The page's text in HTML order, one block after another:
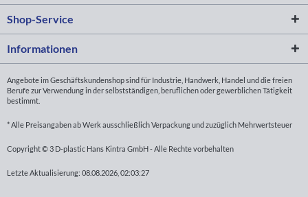
Shop-Service
Informationen
Angebote im Geschäftskundenshop sind für Industrie, Handwerk, Handel und die freien
Berufe zur Verwendung in der selbstständigen, beruflichen oder gewerblichen Tätigkeit
bestimmt.
* Alle Preisangaben ab Werk ausschließlich Verpackung und zuzüglich Mehrwertsteuer
Copyright © 3 D-plastic Hans Kintra GmbH - Alle Rechte vorbehalten
Letzte Aktualisierung: 08.08.2026, 02:03:27